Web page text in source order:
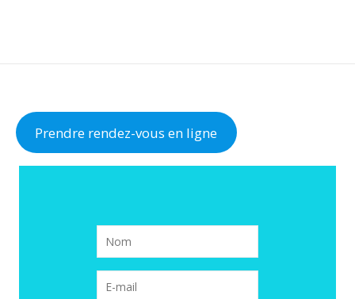
Prendre rendez-vous en ligne